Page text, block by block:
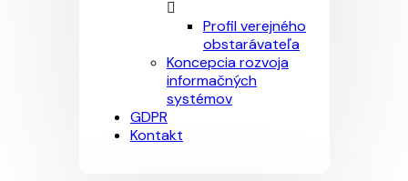
Profil verejného
obstarávateľa
Koncepcia rozvoja
informačných
systémov
GDPR
Kontakt